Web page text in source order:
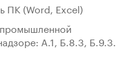
ПК (Word, Exсel)
промышленной
А.1, Б.8.3, Б.9.3.